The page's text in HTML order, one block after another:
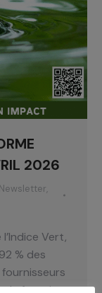
2026
Newsletter,
Vert,
% des